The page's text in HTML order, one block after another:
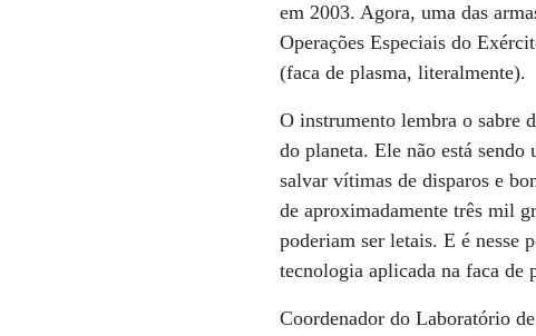
em 2003. Agora, uma das
Operações Especiais do
(faca de plasma, literalmente).
O instrumento lembra o sabre
do planeta. Ele não está
salvar vítimas de disparos e
de aproximadamente três mil
poderiam ser letais. E é nesse
tecnologia aplicada na faca de
Coordenador do Laboratório